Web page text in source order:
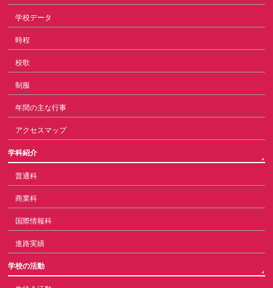
学校データ
時程
校歌
制服
年間の主な行事
アクセスマップ
学科紹介
普通科
商業科
国際情報科
進路実績
学校の活動